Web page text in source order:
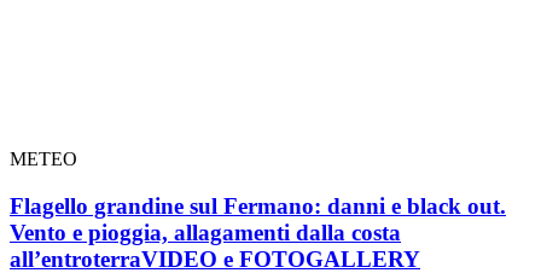
METEO
Flagello grandine sul Fermano: danni e black out.
Vento e pioggia, allagamenti dalla costa
all’entroterraVIDEO e FOTOGALLERY